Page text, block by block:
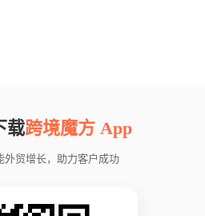
载跨境魔方 App
外贸增长，助力客户成功